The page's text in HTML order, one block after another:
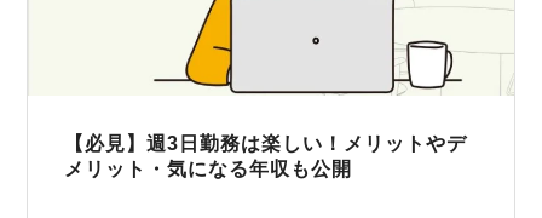
【必見】週3日勤務は楽しい！メリットやデ
メリット・気になる年収も公開